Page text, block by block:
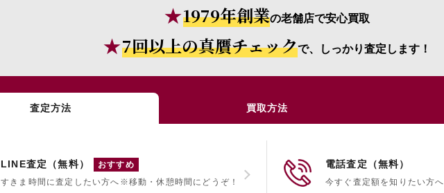
1979年創業の老舗店で安心買取
7回以上の真贋チェックで、しっかり査定します！
査定方法 買取方法
LINE査定（無料）
おすすめ
すきま時間に査定したい方へ ※移動・休憩時間にどうぞ！
電話査定（無料）
今すぐ査定額を知りたい方へ